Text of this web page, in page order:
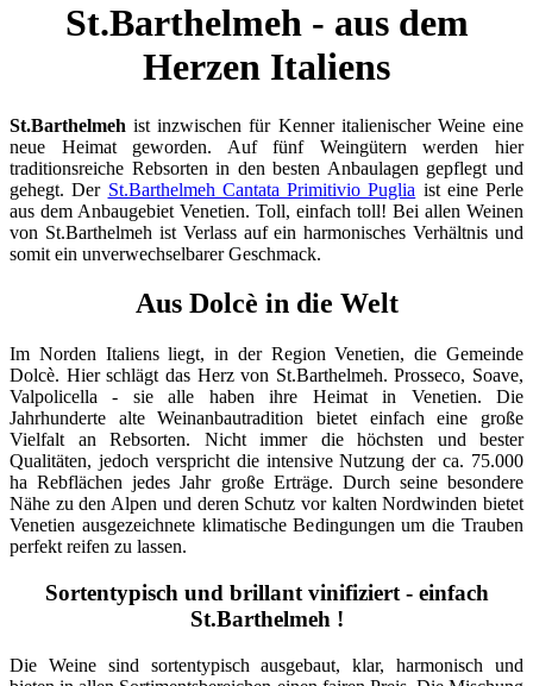
St.Barthelmeh - aus dem
Herzen Italiens
St.Barthelmeh ist inzwischen für Kenner italienischer Weine eine
neue Heimat geworden. Auf fünf Weingütern werden hier
traditionsreiche Rebsorten in den besten Anbaulagen gepflegt und
gehegt. Der St.Barthelmeh Cantata Primitivio Puglia ist eine Perle
aus dem Anbaugebiet Venetien. Toll, einfach toll! Bei allen Weinen
von St.Barthelmeh ist Verlass auf ein harmonisches Verhältnis und
somit ein unverwechselbarer Geschmack.
Aus Dolcè in die Welt
Im Norden Italiens liegt, in der Region Venetien, die Gemeinde
Dolcè. Hier schlägt das Herz von St.Barthelmeh. Prosseco, Soave,
Valpolicella - sie alle haben ihre Heimat in Venetien. Die
Jahrhunderte alte Weinanbautradition bietet einfach eine große
Vielfalt an Rebsorten. Nicht immer die höchsten und bester
Qualitäten, jedoch verspricht die intensive Nutzung der ca. 75.000
ha Rebflächen jedes Jahr große Erträge. Durch seine besondere
Nähe zu den Alpen und deren Schutz vor kalten Nordwinden bietet
Venetien ausgezeichnete klimatische Bedingungen um die Trauben
perfekt reifen zu lassen.
Sortentypisch und brillant vinifiziert - einfach
St.Barthelmeh !
Die Weine sind sortentypisch ausgebaut, klar, harmonisch und